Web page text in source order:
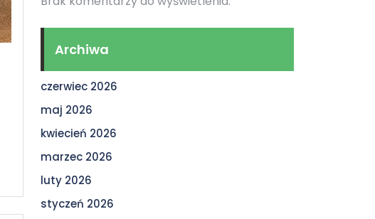
Archiwa
czerwiec 2026
maj 2026
kwiecień 2026
marzec 2026
luty 2026
styczeń 2026